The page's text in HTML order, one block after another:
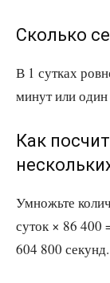
Сколько
В 1 сутках
минут или
Как
Умножьте
суток × 86 400
604 800 секунд.